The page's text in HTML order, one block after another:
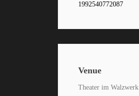
1992540772087
Venue
Theater im Walzwerk